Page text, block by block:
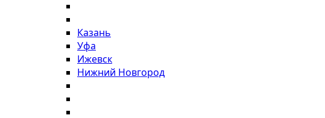
Казань
Уфа
Ижевск
Нижний Новгород